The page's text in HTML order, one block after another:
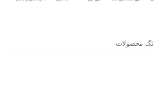
تگ محصولات